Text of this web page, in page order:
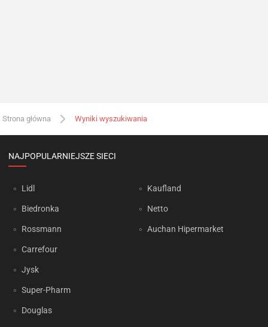
Strona główna Wyniki wyszukiwania
NAJPOPULARNIEJSZE SIECI
Lidl
Biedronka
Rossmann
Carrefour
Jysk
Super-Pharm
Douglas
Kaufland
Netto
Auchan Hipermarket